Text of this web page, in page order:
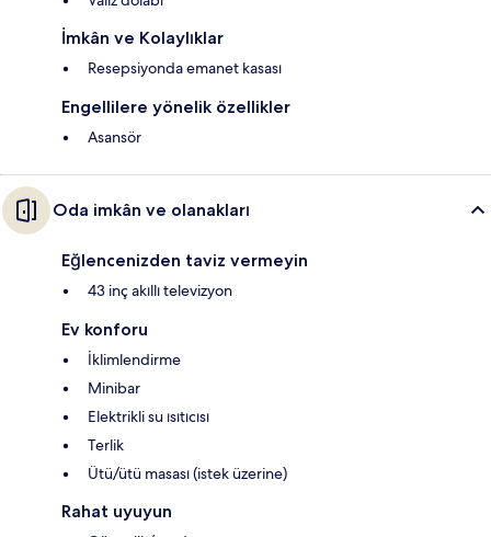
İmkân ve Kolaylıklar
Resepsiyonda emanet kasası
Engellilere yönelik özellikler
Asansör
Oda imkân ve olanakları
Eğlencenizden taviz vermeyin
43 inç akıllı televizyon
Ev konforu
İklimlendirme
Minibar
Elektrikli su ısıtıcısı
Terlik
Ütü/ütü masası (istek üzerine)
Rahat uyuyun